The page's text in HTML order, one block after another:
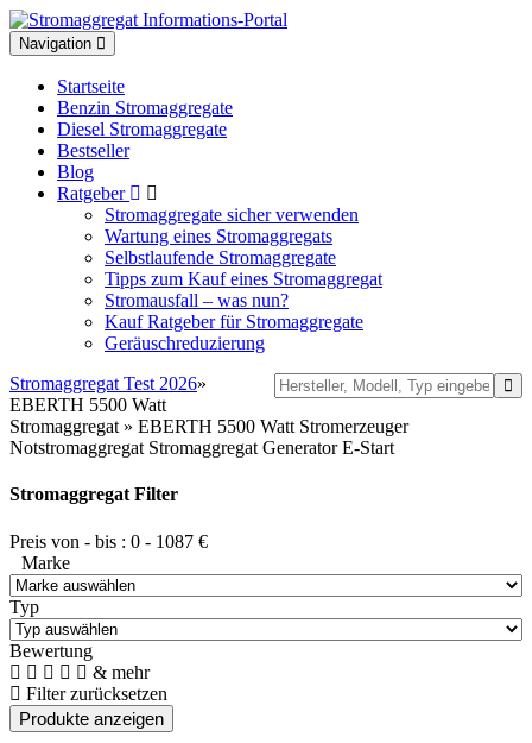
Toggle
navigation
Navigation
Startseite
Benzin Stromaggregate
Diesel Stromaggregate
Bestseller
Blog
Ratgeber
Stromaggregate sicher verwenden
Wartung eines Stromaggregats
Selbstlaufende Stromaggregate
Tipps zum Kauf eines Stromaggregat
Stromausfall – was nun?
Kauf Ratgeber für Stromaggregate
Geräuschreduzierung
Stromaggregat Test 2026»
EBERTH 5500 Watt
Stromaggregat » EBERTH 5500 Watt Stromerzeuger
Notstromaggregat Stromaggregat Generator E-Start
Stromaggregat Filter
Preis von - bis : 0 - 1087 €
Marke
Typ
Bewertung
& mehr
Filter zurücksetzen